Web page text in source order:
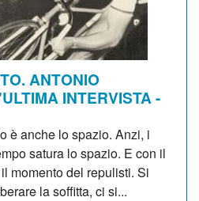
ANTONIO
INTERVISTA -
è anche lo spazio. Anzi, i
satura lo spazio. E con il
momento del repulisti. Si
la soffitta, ci si...